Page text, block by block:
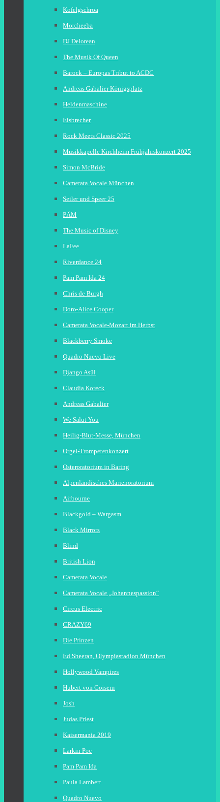
Kofelgschroa
Morcheeba
DJ Delorean
The Musik Of Queen
Barock – Europas Tribut to ACDC
Andreas Gabalier Königsplatz
Heldenmaschine
Eisbrecher
Rock Meets Classic 2025
Musikkapelle Kirchheim Frühjahrskonzert 2025
Simon McBride
Camerata Vocale München
Seiler und Speer 25
PÄM
The Music of Disney
LaFee
Riverdance 24
Pam Pam Ida 24
Chris de Burgh
Doro-Alice Cooper
Camerata Vocale-Mozart im Herbst
Blackberry Smoke
Quadro Nuevo Live
Django Asül
Claudia Koreck
Andreas Gabalier
We Salut You
Heilig-Blut-Messe, München
Orgel-Trompetenkonzert
Osteroratorium in Baring
Alpenländisches Marienoratorium
Airbourne
Blackgold – Wargasm
Black Mirrors
Blind
British Lion
Camerata Vocale
Camerata Vocale „Johannespassion“
Circus Electric
CRAZY69
Die Prinzen
Ed Sheeran, Olympiastadion München
Hollywood Vampires
Hubert von Goisern
Josh
Judas Priest
Kaisermania 2019
Larkin Poe
Pam Pam Ida
Paula Lambert
Quadro Nuevo